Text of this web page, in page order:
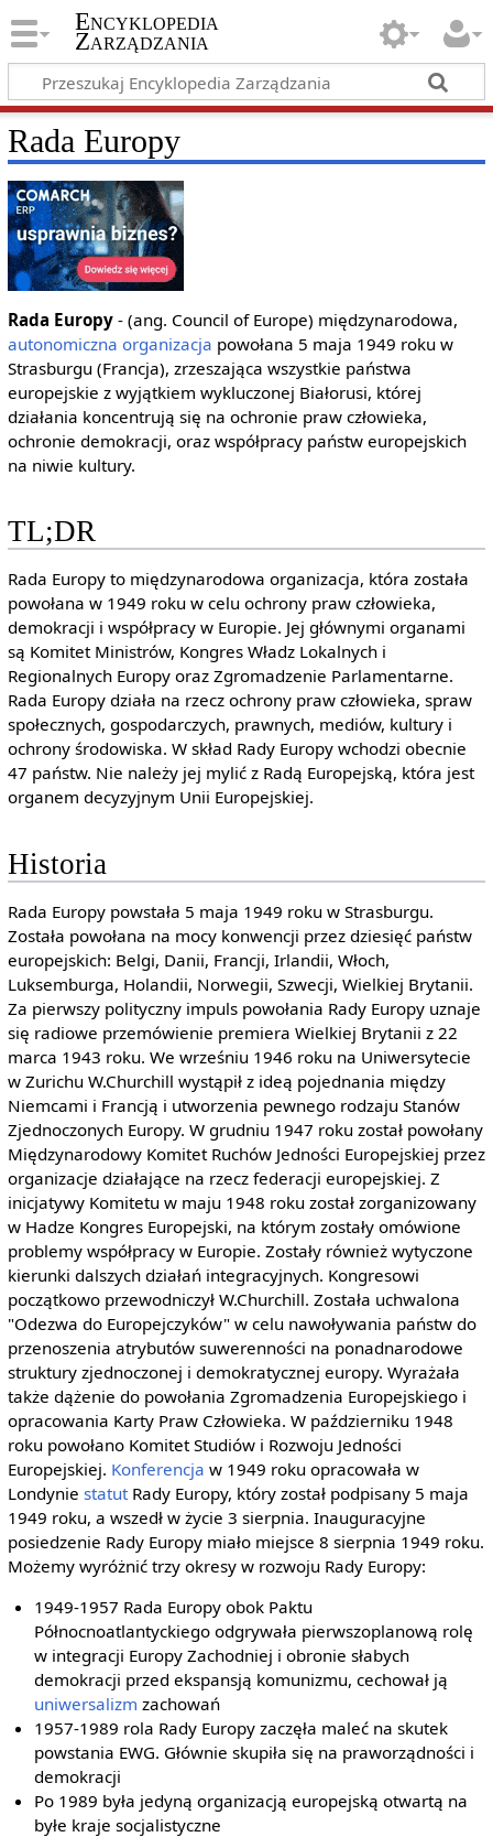
Encyklopedia
Zarządzania
Rada Europy
Rada Europy- (ang. Council of Europe) międzynarodowa,
autonomiczna organizacja powołana 5 maja 1949 roku w
Strasburgu (Francja), zrzeszająca wszystkie państwa
europejskie z wyjątkiem wykluczonej Białorusi, której
działania koncentrują się na ochronie praw człowieka,
ochronie demokracji, oraz współpracy państw europejskich
na niwie kultury.
TL;DR
Rada Europy to międzynarodowa organizacja, która została
powołana w 1949 roku w celu ochrony praw człowieka,
demokracji i współpracy w Europie. Jej głównymi organami
są Komitet Ministrów, Kongres Władz Lokalnych i
Regionalnych Europy oraz Zgromadzenie Parlamentarne.
Rada Europy działa na rzecz ochrony praw człowieka, spraw
społecznych, gospodarczych, prawnych, mediów, kultury i
ochrony środowiska. W skład Rady Europy wchodzi obecnie
47 państw. Nie należy jej mylić z Radą Europejską, która jest
organem decyzyjnym Unii Europejskiej.
Historia
Rada Europy powstała 5 maja 1949 roku w Strasburgu.
Została powołana na mocy konwencji przez dziesięć państw
europejskich: Belgi, Danii, Francji, Irlandii, Włoch,
Luksemburga, Holandii, Norwegii, Szwecji, Wielkiej Brytanii.
Za pierwszy polityczny impuls powołania Rady Europy uznaje
się radiowe przemówienie premiera Wielkiej Brytanii z 22
marca 1943 roku. We wrześniu 1946 roku na Uniwersytecie
w Zurichu W.Churchill wystąpił z ideą pojednania między
Niemcami i Francją i utworzenia pewnego rodzaju Stanów
Zjednoczonych Europy. W grudniu 1947 roku został powołany
Międzynarodowy Komitet Ruchów Jedności Europejskiej przez
organizacje działające na rzecz federacji europejskiej. Z
inicjatywy Komitetu w maju 1948 roku został zorganizowany
w Hadze Kongres Europejski, na którym zostały omówione
problemy współpracy w Europie. Zostały również wytyczone
kierunki dalszych działań integracyjnych. Kongresowi
początkowo przewodniczył W.Churchill. Została uchwalona
"Odezwa do Europejczyków" w celu nawoływania państw do
przenoszenia atrybutów suwerenności na ponadnarodowe
struktury zjednoczonej i demokratycznej europy. Wyrażała
także dążenie do powołania Zgromadzenia Europejskiego i
opracowania Karty Praw Człowieka. W październiku 1948
roku powołano Komitet Studiów i Rozwoju Jedności
Europejskiej. Konferencja w 1949 roku opracowała w
Londynie statutRady Europy, który został podpisany 5 maja
1949 roku, a wszedł w życie 3 sierpnia. Inauguracyjne
posiedzenie Rady Europy miało miejsce 8 sierpnia 1949 roku.
Możemy wyróżnić trzy okresy w rozwoju Rady Europy:
1949-1957 Rada Europy obok Paktu
Północnoatlantyckiego odgrywała pierwszoplanową rolę
w integracji Europy Zachodniej i obronie słabych
demokracji przed ekspansją komunizmu, cechował ją
uniwersalizm zachowań
1957-1989 rola Rady Europy zaczęła maleć na skutek
powstania EWG. Głównie skupiła się na praworządności i
demokracji
Po 1989 była jedyną organizacją europejską otwartą na
byłe kraje socjalistyczne